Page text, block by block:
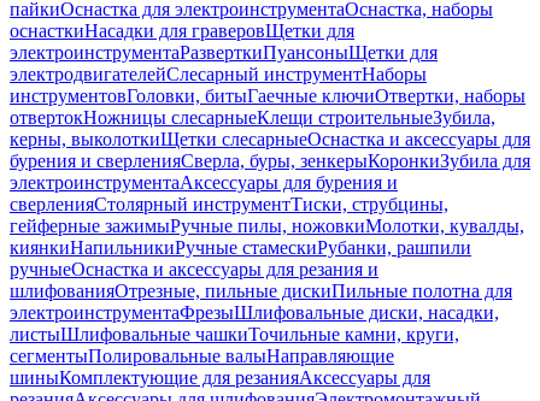
пайкиОснастка для электроинструментаОснастка, наборы
оснасткиНасадки для граверовЩетки для
электроинструментаРазверткиПуансоныЩетки для
электродвигателейСлесарный инструментНаборы
инструментовГоловки, битыГаечные ключиОтвертки, наборы
отвертокНожницы слесарныеКлещи строительныеЗубила,
керны, выколоткиЩетки слесарныеОснастка и аксессуары для
бурения и сверленияСверла, буры, зенкерыКоронкиЗубила для
электроинструментаАксессуары для бурения и
сверленияСтолярный инструментТиски, струбцины,
гейферные зажимыРучные пилы, ножовкиМолотки, кувалды,
киянкиНапильникиРучные стамескиРубанки, рашпили
ручныеОснастка и аксессуары для резания и
шлифованияОтрезные, пильные дискиПильные полотна для
электроинструментаФрезыШлифовальные диски, насадки,
листыШлифовальные чашкиТочильные камни, круги,
сегментыПолировальные валыНаправляющие
шиныКомплектующие для резанияАксессуары для